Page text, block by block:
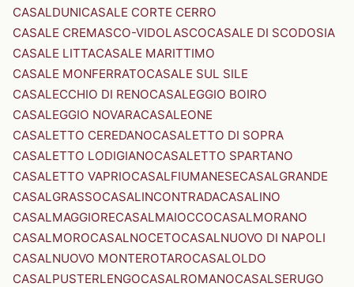
CASALDUNICASALE CORTE CERRO
CASALE CREMASCO-VIDOLASCOCASALE DI SCODOSIA
CASALE LITTACASALE MARITTIMO
CASALE MONFERRATOCASALE SUL SILE
CASALECCHIO DI RENOCASALEGGIO BOIRO
CASALEGGIO NOVARACASALEONE
CASALETTO CEREDANOCASALETTO DI SOPRA
CASALETTO LODIGIANOCASALETTO SPARTANO
CASALETTO VAPRIOCASALFIUMANESECASALGRANDE
CASALGRASSOCASALINCONTRADACASALINO
CASALMAGGIORECASALMAIOCCOCASALMORANO
CASALMOROCASALNOCETOCASALNUOVO DI NAPOLI
CASALNUOVO MONTEROTAROCASALOLDO
CASALPUSTERLENGOCASALROMANOCASALSERUGO